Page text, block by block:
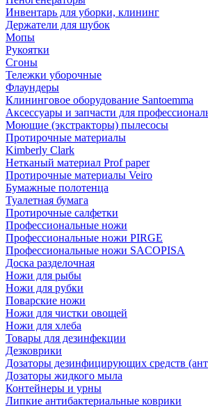
Инвентарь для уборки, клининг
Держатели для шубок
Мопы
Рукоятки
Сгоны
Тележки уборочные
Флаундеры
Клининговое оборудование Santoemma
Аксессуары и запчасти для
Моющие (экстракторы) пылесосы
Протирочные материалы
Kimberly Clark
Нетканый материал Prof paper
Протирочные материалы Veiro
Бумажные полотенца
Туалетная бумага
Протирочные салфетки
Профессиональные ножи
Профессиональные ножи PIRGE
Профессиональные ножи SACOPISA
Доска разделочная
Ножи для рыбы
Ножи для рубки
Поварские ножи
Ножи для чистки овощей
Ножи для хлеба
Товары для дезинфекции
Дезковрики
Дозаторы дезинфицирующих средств
Дозаторы жидкого мыла
Контейнеры и урны
Липкие антибактериальные коврики